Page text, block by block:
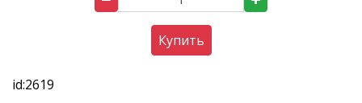
Купить
id:2619